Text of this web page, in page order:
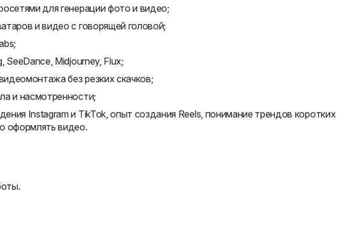
для генерации фото и видео;
и видео с говорящей головой;
SeeDance, Midjourney, Flux;
без резких скачков;
и насмотренности;
Instagram и TikTok, опыт создания Reels, понимание трендов коротких
оформлять видео.